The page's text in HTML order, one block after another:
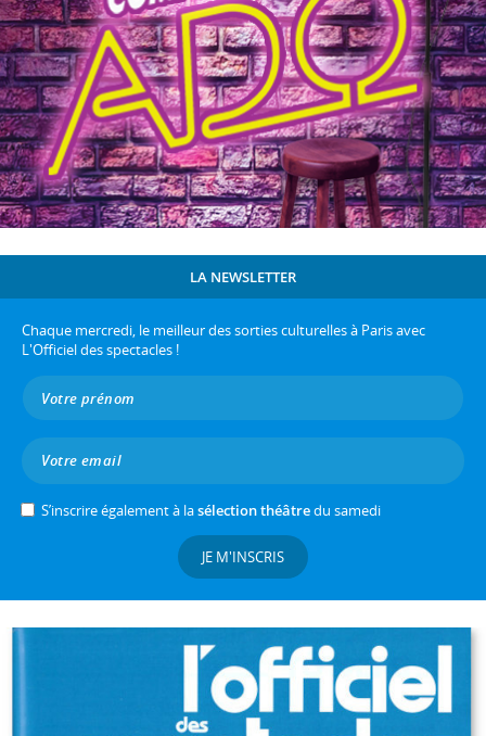
LA NEWSLETTER
Chaque mercredi, le meilleur des sorties culturelles à Paris avec
L'Officiel des spectacles !
S’inscrire également à lasélection théâtredu samedi
JE M'INSCRIS